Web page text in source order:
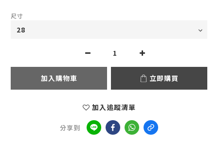
尺寸
加入購物車 立即購買
加入追蹤清單
分享到